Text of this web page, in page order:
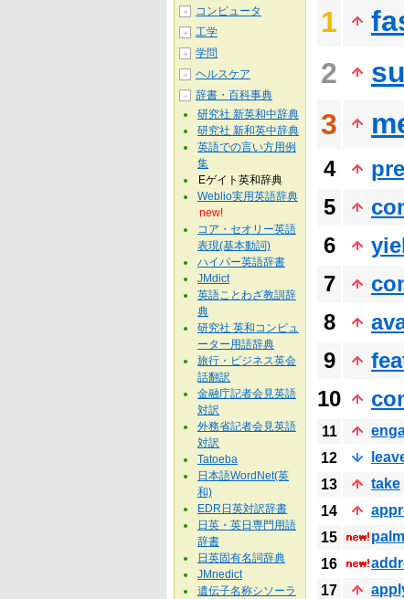
1
2
3
4
5
6
7
8
9
10
11
12
13
take
14
15
palm
16
17
＋ コンピュータ
＋ 工学
＋ 学問
＋ ヘルスケア
－
辞書・百科事典
研究社 新英和中辞典
研究社 新和英中辞典
英語での言い方用例
集
Eゲイト英和辞典
Weblio実用英語辞典
new!
コア・セオリー英語
表現(基本動詞)
ハイパー英語辞書
JMdict
英語ことわざ教訓辞
典
研究社 英和コンピュ
ーター用語辞典
旅行・ビジネス英会
話翻訳
金融庁記者会見英語
対訳
外務省記者会見英語
対訳
Tatoeba
日本語WordNet(英
和)
EDR日英対訳辞書
日英・英日専門用語
辞書
日英固有名詞辞典
JMnedict
遺伝子名称シソーラ